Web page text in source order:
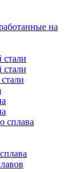
на
стали
сплава